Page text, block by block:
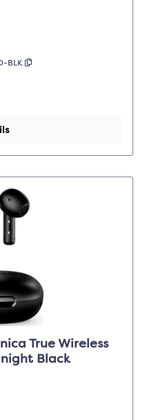
BLK
True Wireless
Black